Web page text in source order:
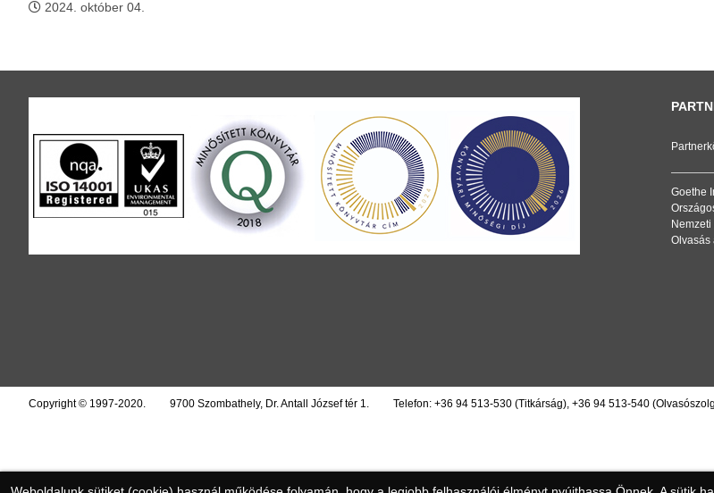
2024. október 04.
Goethe
Olvasás
Copyright © 1997-2020. 9700 Szombathely, Dr. Antall József tér 1. Telefon: +36 94 513-530(Titkárság), +36 94 513-540